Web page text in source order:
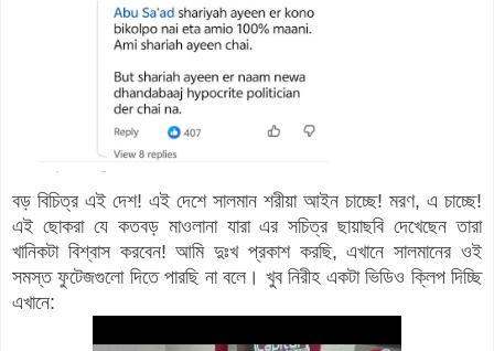
বড় বিচিত্র এই দেশ! এই দেশে সালমান শরীয়া আইন চাচ্ছে! মরণ, এ চাচ্ছে!
এই ছোকরা যে কতবড় মাওলানা যারা এর সচিত্র ছায়াছবি দেখেছেন তারা
খানিকটা বিশ্বাস করবেন! আমি দুঃখ প্রকাশ করছি, এখানে সালমানের ওই
সমস্ত ফুটেজগুলো দিতে পারছি না বলে। খুব নিরীহ একটা ভিডিও ক্লিপ দিচ্ছি
এখানে: